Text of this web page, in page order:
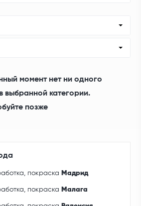
момент нет ни одного
выбранной категории.
позже
покраска Мадрид
покраска Малага